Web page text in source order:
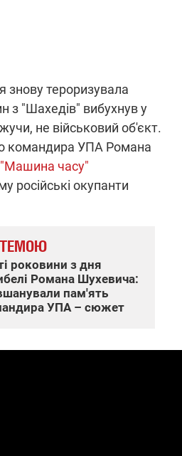
знову тероризувала
з "Шахедів" вибухнув у
не військовий об'єкт.
командира УПА Романа
"Машина часу"
російські окупанти
роковини з дня
Романа Шухевича:
пам'ять
УПА – сюжет